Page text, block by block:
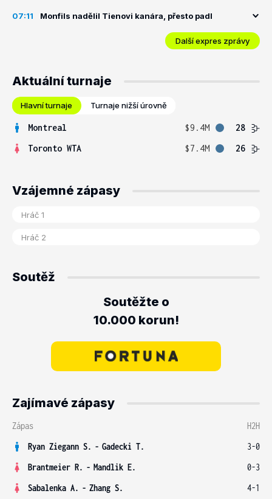
07:11 Monfils nadělil Tienovi kanára, přesto padl
Další expres zprávy
Aktuální turnaje
Hlavní turnaje Turnaje nižší úrovně
Montreal $9.4M
28
Toronto WTA
$7.4M 26
Vzájemné zápasy
Soutěž
Soutěžte o
10.000 korun!
Zajímavé zápasy
Zápas
H2H
Ryan Ziegann S. - Gadecki T.
3-0
Brantmeier R. - Mandlik E.
0-3
Sabalenka A. - Zhang S.
4-1